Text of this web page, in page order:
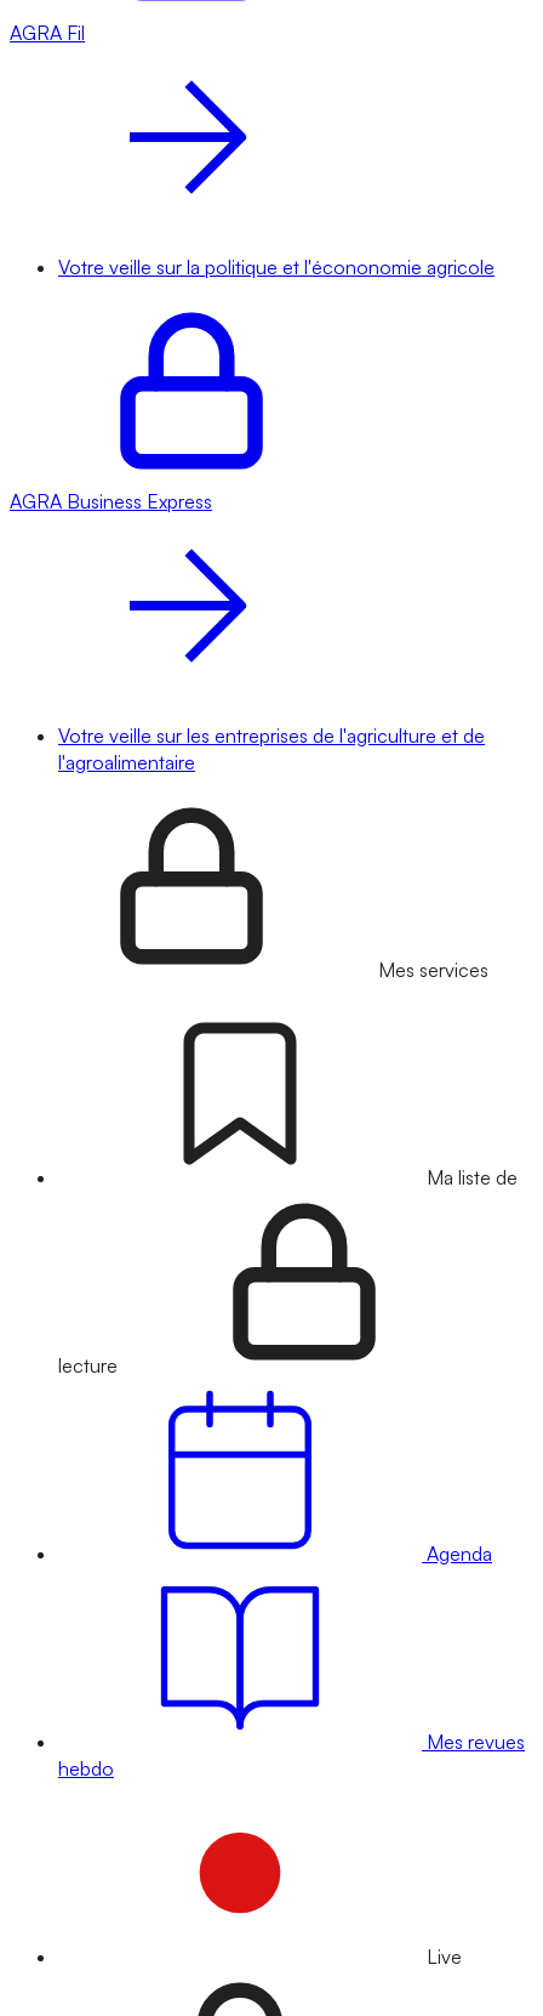
AGRA Fil
Votre veille sur la politique et l'écononomie agricole
AGRA Business Express
Votre veille sur les entreprises de l'agriculture et de
l'agroalimentaire
Mes services
Ma liste de
lecture
Agenda
Mes revues
hebdo
Live